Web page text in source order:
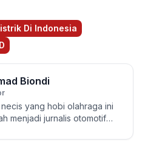
Di Indonesia
Biondi
necis yang hobi olahraga ini
menjadi jurnalis otomotif
dan mereview banyak...